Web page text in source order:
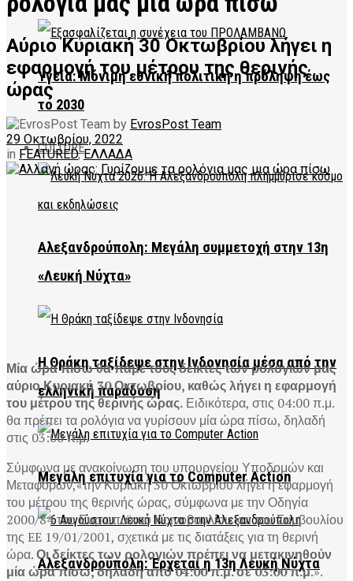
Υγεία: Μόνιμη εθνική πολιτική η πρόληψη έως
το 2030
CULTURE
Αλεξανδρούπολη: Μεγάλη συμμετοχή στην 13η
«Λευκή Νύχτα»
Η Θράκη ταξίδεψε στην Ινδονησία μέσα από την
ελληνική παράδοση
Μεγάλη επιτυχία για το Computer Action
Αλεξανδρούπολη: Έρχεται η 13η Λευκή Νύχτα
Αύριο Κυριακή 30 Οκτωβρίου λήγει η
εφαρμογή του μέτρου της θερινής
ώρας
by EvrosPost Team
29 Οκτωβρίου, 2022
in FEATURED,ΕΛΛΑΔΑ
Μία ώρα πίσω θα πάμε τους δείκτες των ρολογιών μας
αύριο Κυριακή 30 Οκτωβρίου, καθώς λήγει η εφαρμογή
του μέτρου της θερινής ώρας. Ειδικότερα, στις 04:00 π.μ.
θα πρέπει τα ρολόγια να γυρίσουν μία ώρα πίσω, δηλαδή
στις 03:00 π.μ.
Σύμφωνα με ανακοίνωση του υπουργείου Υποδομών και
Μεταφορών,«την Κυριακή 30 Οκτωβρίου λήγει η εφαρμογή
του μέτρου της θερινής ώρας, σύμφωνα με την Οδηγία
2000/84 του Ευρωπαϊκού Κοινοβουλίου και του Συμβουλίου
της EE 19/01/2001, σχετικά με τις διατάξεις για τη θερινή
ώρα.Οι δείκτες των ρολογιών πρέπει να μετακινηθούν
μία ώρα πίσω, δηλαδή από 04:00 π.μ. σε 03:00 π.μ.».